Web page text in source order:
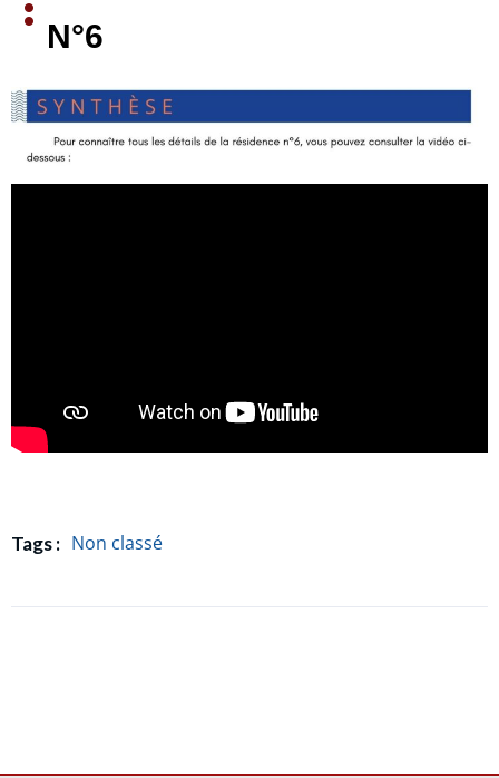
N°6
Tags : Non classé